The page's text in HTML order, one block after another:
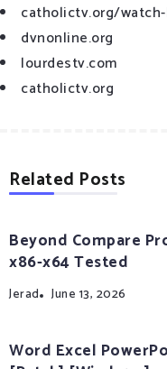
catholictv.org/
dvnonline.org
lourdestv.com
catholictv.org
Related Posts
Beyond Compare
x86-x64 Tested
Jerad June 13, 2026
Word Excel